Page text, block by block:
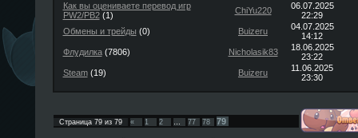
Как вы оцениваете перевод игр
PW2/PB2(1) ChiYu220
06.07.2025
22:29
Обмены и трейды (0) Buizeru
04.07.2025
14:12
Флудилка(7806) Nicholasik83
18.06.2025
23:22
Steam(19) Buizeru
11.06.2025
23:30
Страница 79из 79 « 1 2 … 77 78 79